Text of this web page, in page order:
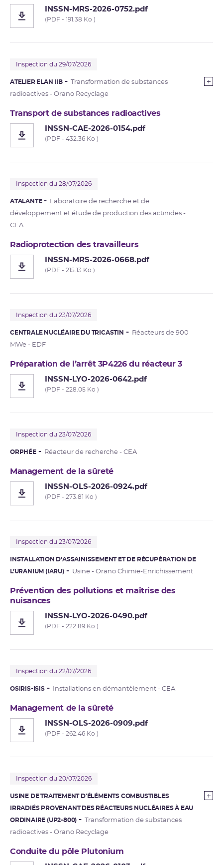
INSSN-MRS-2026-0752.pdf
(PDF - 191.38 Ko )
Inspection du 29/07/2026
ATELIER ELAN IIB
Transformation de substances
radioactives - Orano Recyclage
Transport de substances radioactives
INSSN-CAE-2026-0154.pdf
(PDF - 432.36 Ko )
Inspection du 28/07/2026
ATALANTE
Laboratoire de recherche et de
développement et étude de production des actinides -
CEA
Radioprotection des travailleurs
INSSN-MRS-2026-0668.pdf
(PDF - 215.13 Ko )
Inspection du 23/07/2026
CENTRALE NUCLÉAIRE DU TRICASTIN
Réacteurs de 900
MWe - EDF
Préparation de l’arrêt 3P4226 du réacteur 3
INSSN-LYO-2026-0642.pdf
(PDF - 228.05 Ko )
Inspection du 23/07/2026
ORPHÉE Réacteur de recherche - CEA
Management de la sûreté
INSSN-OLS-2026-0924.pdf
(PDF - 273.81 Ko )
Inspection du 23/07/2026
INSTALLATION D’ASSAINISSEMENT ET DE RÉCUPÉRATION DE
L’URANIUM (IARU)
Usine - Orano Chimie-Enrichissement
Prévention des pollutions et maîtrise des
nuisances
INSSN-LYO-2026-0490.pdf
(PDF - 222.89 Ko )
Inspection du 22/07/2026
OSIRIS-ISIS Installations en démantèlement - CEA
Management de la sûreté
INSSN-OLS-2026-0909.pdf
(PDF - 262.46 Ko )
Inspection du 20/07/2026
USINE DE TRAITEMENT D'ÉLÉMENTS COMBUSTIBLES
IRRADIÉS PROVENANT DES RÉACTEURS NUCLÉAIRES À EAU
ORDINAIRE (UP2-800)
Transformation de substances
radioactives - Orano Recyclage
Conduite du pôle Plutonium